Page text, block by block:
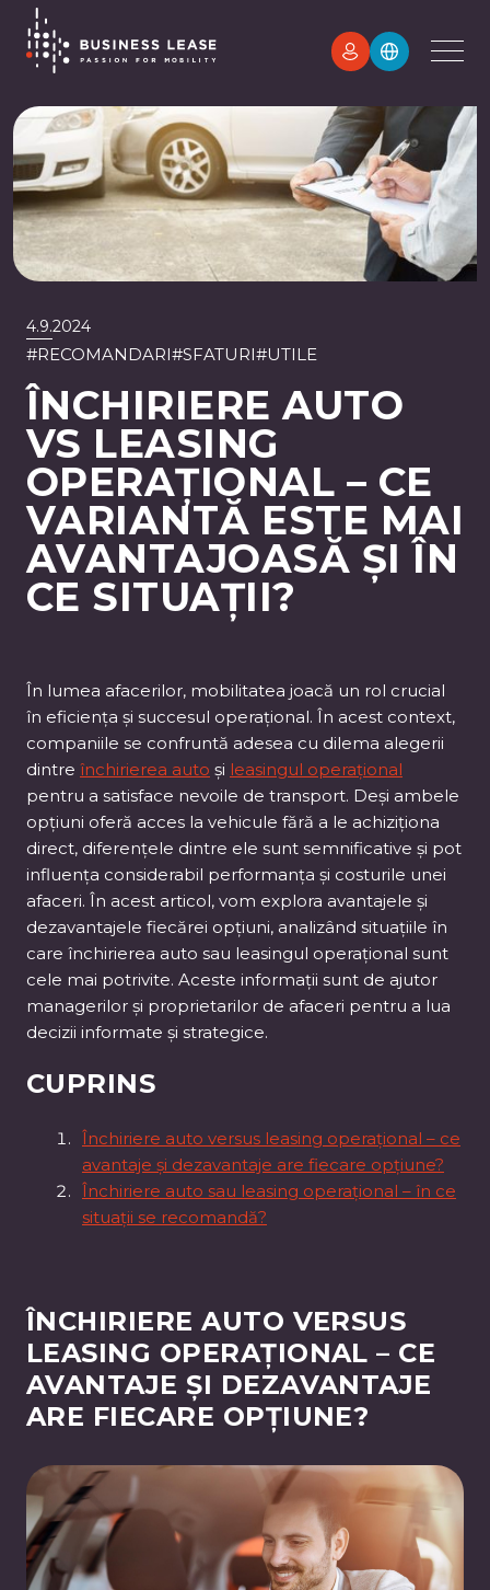
4.9.2024
#RECOMANDARI#SFATURI#UTILE
ÎNCHIRIERE AUTO
VS LEASING
OPERAȚIONAL – CE
VARIANTĂ ESTE MAI
AVANTAJOASĂ ȘI ÎN
CE SITUAȚII?
În lumea afacerilor, mobilitatea joacă un rol crucial
în eficiența și succesul operațional. În acest context,
companiile se confruntă adesea cu dilema alegerii
dintre închirierea auto și leasingul operațional
pentru a satisface nevoile de transport. Deși ambele
opțiuni oferă acces la vehicule fără a le achiziționa
direct, diferențele dintre ele sunt semnificative și pot
influența considerabil performanța și costurile unei
afaceri. În acest articol, vom explora avantajele și
dezavantajele fiecărei opțiuni, analizând situațiile în
care închirierea auto sau leasingul operațional sunt
cele mai potrivite. Aceste informații sunt de ajutor
managerilor și proprietarilor de afaceri pentru a lua
decizii informate și strategice.
CUPRINS
Închiriere auto versus leasing operațional – ce
avantaje și dezavantaje are fiecare opțiune?
Închiriere auto sau leasing operațional – în ce
situații se recomandă?
ÎNCHIRIERE AUTO VERSUS
LEASING OPERAȚIONAL – CE
AVANTAJE ȘI DEZAVANTAJE
ARE FIECARE OPȚIUNE?